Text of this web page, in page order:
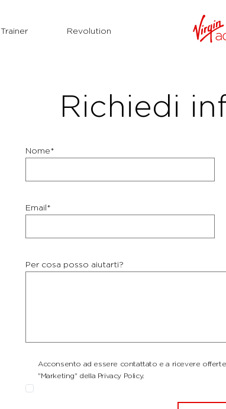
Trainer Revolution
Richiedi
Nome*
Email*
Per cosa posso aiutarti?
Acconsento ad essere contattato e a ricevere
"Marketing" della Privacy Policy.